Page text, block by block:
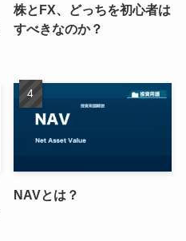
株とFX、どっちを初心者は
すべきなのか？
NAVとは？